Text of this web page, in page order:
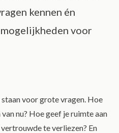
kennen én
voor
voor grote vragen. Hoe
nu? Hoe geef je ruimte aan
te verliezen? En